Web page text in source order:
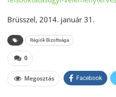
Brüsszel, 2014. január 31.
Régiók Bizottsága
0
Megosztás Facebook